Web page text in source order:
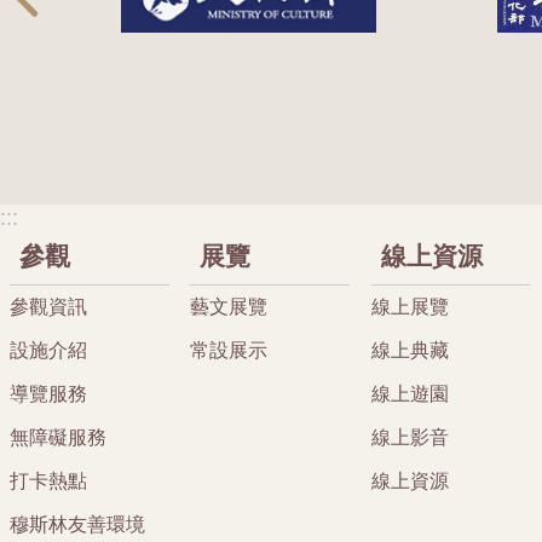
:::
參觀
參觀資訊
設施介紹
導覽服務
無障礙服務
打卡熱點
穆斯林友善環境
展覽
藝文展覽
常設展示
線上資源
線上展覽
線上典藏
線上遊園
線上影音
線上資源